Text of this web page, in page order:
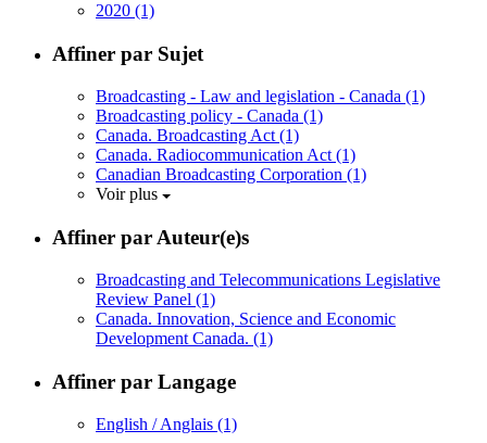
2020 (1)
Affiner par Sujet
Broadcasting - Law and legislation - Canada (1)
Broadcasting policy - Canada (1)
Canada. Broadcasting Act (1)
Canada. Radiocommunication Act (1)
Canadian Broadcasting Corporation (1)
Voir plus
Affiner par Auteur(e)s
Broadcasting and Telecommunications Legislative
Review Panel (1)
Canada. Innovation, Science and Economic
Development Canada. (1)
Affiner par Langage
English / Anglais (1)